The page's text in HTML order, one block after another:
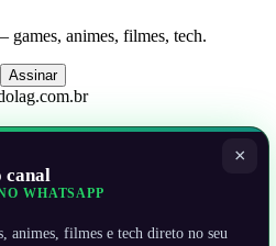
games, animes, filmes, tech.
Assinar
×
canal
WHATSAPP
animes, filmes e tech direto no seu